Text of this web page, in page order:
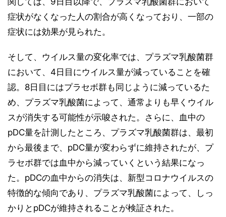
症状がなくなった人の割合が高くなっており、一部の
症状には効果が見られた。
そして、ウイルス量の変化率では、プラズマ乳酸菌群
において、4日目にウイルス量が減っていることを確
認。8日目にはプラセボ群も同じように減っているた
め、プラズマ乳酸菌によって、通常よりも早くウイル
スが消失する可能性が示唆された。さらに、血中の
pDC量を計測したところ、プラズマ乳酸菌群は、最初
から最後まで、pDC量が変わらずに維持されたが、プ
ラセボ群では血中から減っていくという結果になっ
た。pDCの血中からの消失は、新型コロナウイルスの
特徴的な傾向であり、プラズマ乳酸菌によって、しっ
かりとpDCが維持されることが検証された。